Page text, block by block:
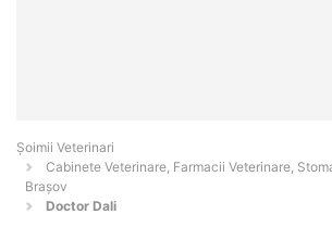
Șoimii Veterinari
Cabinete Veterinare, Farmacii Veterinare,
Braşov
Doctor Dali